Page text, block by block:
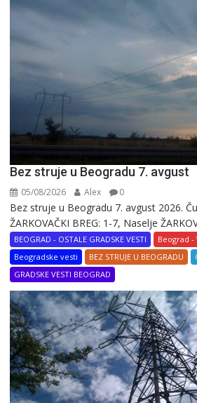
Bez struje u Beogradu 7. avgust
05/08/2026 Alex 0
Bez struje u Beogradu 7. avgust 2026.
ŽARKOVAČKI BREG: 1-7, Naselje
BEOGRAD - OSTALE GRADSKE VESTI
Beograd -
Beogradske vesti
BEZ STRUJE U BEOGRADU
GRADSKE VESTI BEOGRAD